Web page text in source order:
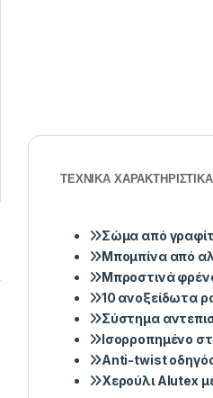
ΤΕΧΝΙΚΑ
Σώμα από
Μπομπίνα από
Μπροστινά
10 ανοξείδωτα
Σύστημα
Ισορροπημένο
Anti-twist οδηγός
Χερούλι Alutex